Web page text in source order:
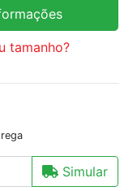
tamanho?
Simular